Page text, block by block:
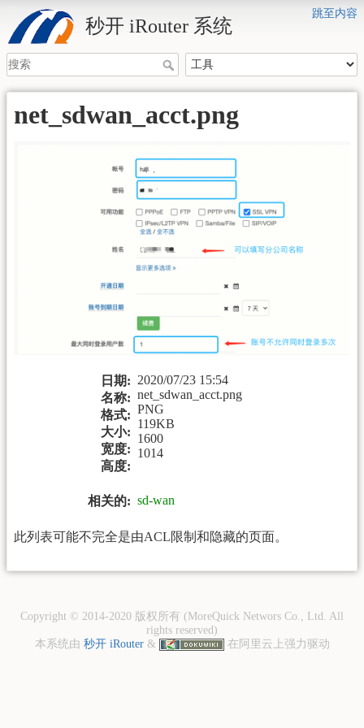
跳至内容
秒开 iRouter 系统
net_sdwan_acct.png
日期: 2020/07/23 15:54
名称: net_sdwan_acct.png
格式: PNG
大小:
119KB
宽度:
1600
高度:
1014
相关的: sd-wan
此列表可能不完全是由ACL限制和隐藏的页面。
Copyright © 2014-2020 版权所有 (MoreQuick Networs Co., Ltd. All
rights reserved)
本系统由 秒开 iRouter& 在阿里云上强力驱动